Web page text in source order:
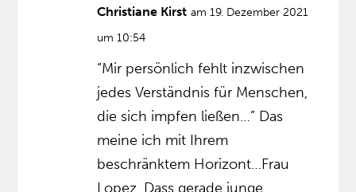
Christiane Kirst am 19. Dezember 2021
um 10:54
“Mir persönlich fehlt inzwischen
jedes Verständnis für Menschen,
die sich impfen ließen…” Das
meine ich mit Ihrem
beschränktem Horizont…Frau
Lopez. Dass gerade junge